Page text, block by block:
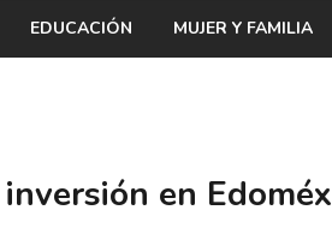
EDUCACIÓN MUJER Y FAMILIA
en Edoméx